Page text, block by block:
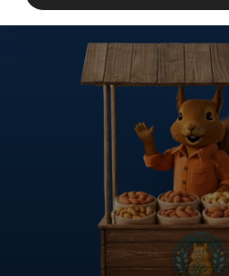
Bliv
MitAse
Ase Selvstændig
Dokumenter.dk